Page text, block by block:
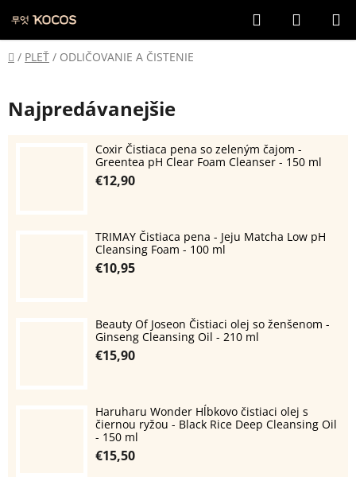
na
obsah
Hľadať
KOŠÍK
Domov
/ PLEŤ / ODLIČOVANIE A ČISTENIE
Najpredávanejšie
Coxir Čistiaca pena so zeleným čajom -
Greentea pH Clear Foam Cleanser - 150 ml
€12,90
TRIMAY Čistiaca pena - Jeju Matcha Low pH
Cleansing Foam - 100 ml
€10,95
Beauty Of Joseon Čistiaci olej so ženšenom -
Ginseng Cleansing Oil - 210 ml
€15,90
Haruharu Wonder Hĺbkovo čistiaci olej s
čiernou ryžou - Black Rice Deep Cleansing Oil
- 150 ml
€15,50